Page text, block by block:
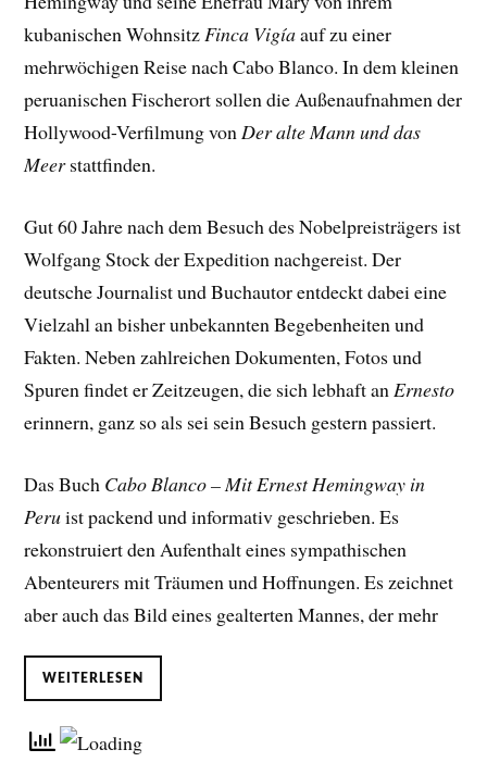
kubanischen WohnsitzFinca Vigíaauf zu einer
mehrwöchigen Reise nach Cabo Blanco. In dem kleinen
peruanischen Fischerort sollen die Außenaufnahmen der
Hollywood-Verfilmung vonDer alte Mann und das
Meerstattfinden.
Gut 60 Jahre nach dem Besuch des Nobelpreisträgers ist
Wolfgang Stock der Expedition nachgereist. Der
deutsche Journalist und Buchautor entdeckt dabei eine
Vielzahl an bisher unbekannten Begebenheiten und
Fakten. Neben zahlreichen Dokumenten, Fotos und
Spuren findet er Zeitzeugen, die sich lebhaft anErnesto
erinnern, ganz so als sei sein Besuch gestern passiert.
Das Buch Cabo Blanco – Mit Ernest Hemingway in
Peruist packend und informativ geschrieben. Es
rekonstruiert den Aufenthalt eines sympathischen
Abenteurers mit Träumen und Hoffnungen. Es zeichnet
aber auch das Bild eines gealterten Mannes, der mehr
WEITERLESEN